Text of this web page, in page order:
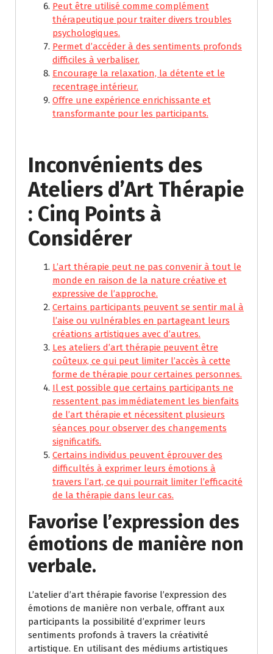
Peut être utilisé comme complément
thérapeutique pour traiter divers troubles
psychologiques.
Permet d’accéder à des sentiments profonds
difficiles à verbaliser.
Encourage la relaxation, la détente et le
recentrage intérieur.
Offre une expérience enrichissante et
transformante pour les participants.
Inconvénients des
Ateliers d’Art Thérapie
: Cinq Points à
Considérer
L’art thérapie peut ne pas convenir à tout le
monde en raison de la nature créative et
expressive de l’approche.
Certains participants peuvent se sentir mal à
l’aise ou vulnérables en partageant leurs
créations artistiques avec d’autres.
Les ateliers d’art thérapie peuvent être
coûteux, ce qui peut limiter l’accès à cette
forme de thérapie pour certaines personnes.
Il est possible que certains participants ne
ressentent pas immédiatement les bienfaits
de l’art thérapie et nécessitent plusieurs
séances pour observer des changements
significatifs.
Certains individus peuvent éprouver des
difficultés à exprimer leurs émotions à
travers l’art, ce qui pourrait limiter l’efficacité
de la thérapie dans leur cas.
Favorise l’expression des
émotions de manière non
verbale.
L’atelier d’art thérapie favorise l’expression des
émotions de manière non verbale, offrant aux
participants la possibilité d’exprimer leurs
sentiments profonds à travers la créativité
artistique. En utilisant des médiums artistiques